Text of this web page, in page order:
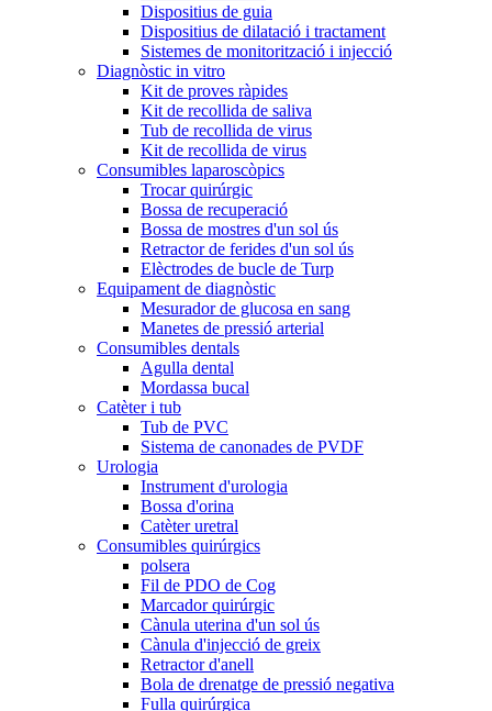
Dispositius de guia
Dispositius de dilatació i tractament
Sistemes de monitorització i injecció
Diagnòstic in vitro
Kit de proves ràpides
Kit de recollida de saliva
Tub de recollida de virus
Kit de recollida de virus
Consumibles laparoscòpics
Trocar quirúrgic
Bossa de recuperació
Bossa de mostres d'un sol ús
Retractor de ferides d'un sol ús
Elèctrodes de bucle de Turp
Equipament de diagnòstic
Mesurador de glucosa en sang
Manetes de pressió arterial
Consumibles dentals
Agulla dental
Mordassa bucal
Catèter i tub
Tub de PVC
Sistema de canonades de PVDF
Urologia
Instrument d'urologia
Bossa d'orina
Catèter uretral
Consumibles quirúrgics
polsera
Fil de PDO de Cog
Marcador quirúrgic
Cànula uterina d'un sol ús
Cànula d'injecció de greix
Retractor d'anell
Bola de drenatge de pressió negativa
Fulla quirúrgica